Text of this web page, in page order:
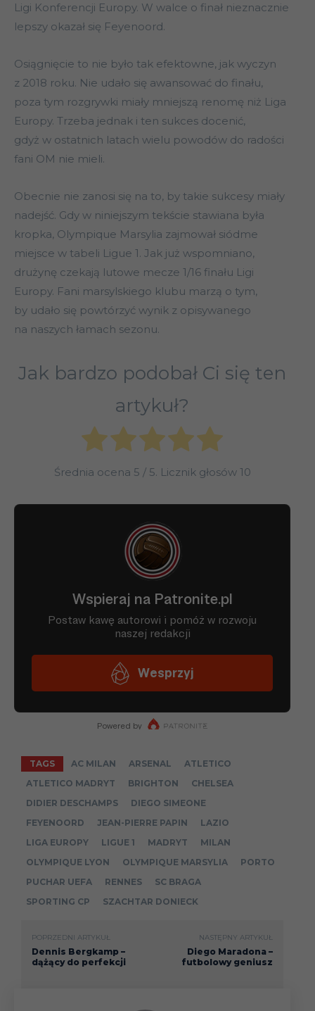
Ligi Konferencji Europy. W walce o finał nieznacznie
lepszy okazał się Feyenoord.
Osiągnięcie to nie było tak efektowne, jak wyczyn
z 2018 roku. Nie udało się awansować do finału,
poza tym rozgrywki miały mniejszą renomę niż Liga
Europy. Trzeba jednak i ten sukces docenić,
gdyż w ostatnich latach wielu powodów do radości
fani OM nie mieli.
Obecnie nie zanosi się na to, by takie sukcesy miały
nadejść. Gdy w niniejszym tekście stawiana była
kropka, Olympique Marsylia zajmował siódme
miejsce w tabeli Ligue 1. Jak już wspomniano,
drużynę czekają lutowe mecze 1/16 finału Ligi
Europy. Fani marsylskiego klubu marzą o tym,
by udało się powtórzyć wynik z opisywanego
na naszych łamach sezonu.
Jak bardzo podobał Ci się ten
artykuł?
Średnia ocena 5 / 5. Licznik głosów 10
TAGS AC MILAN ARSENAL
ATLETICO
ATLETICO MADRYT
BRIGHTON
CHELSEA
DIDIER DESCHAMPS
DIEGO SIMEONE
FEYENOORD
JEAN-PIERRE PAPIN
LAZIO
LIGA EUROPY
LIGUE 1 MADRYT
MILAN
OLYMPIQUE LYON
OLYMPIQUE MARSYLIA
PORTO
PUCHAR UEFA
RENNES
SC BRAGA
SPORTING CP
SZACHTAR DONIECK
POPRZEDNI ARTYKUŁ
Dennis Bergkamp –
dążący do perfekcji
NASTĘPNY ARTYKUŁ
Diego Maradona –
futbolowy geniusz